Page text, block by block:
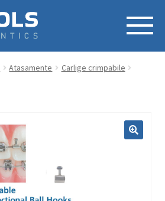
Atasamente
Carlige crimpabile